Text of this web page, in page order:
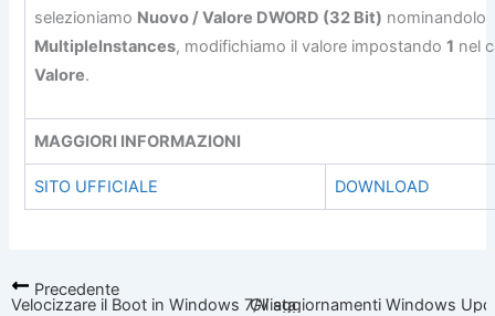
selezioniamo Nuovo / Valore DWORD (32 Bit) nominandolo
MultipleInstances, modifichiamo il valore impostando1 nel
Valore.
MAGGIORI INFORMAZIONI
SITO UFFICIALE DOWNLOAD
Precedente
Velocizzare il Boot in Windows 7/VistaGli aggiornamenti Windows